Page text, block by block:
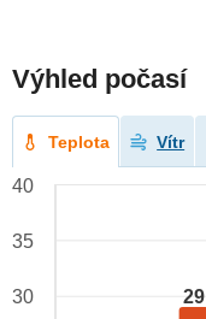
Výhled počasí
Teplota Vítr
29
40
35
30